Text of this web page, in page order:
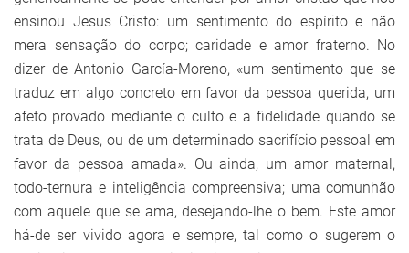
ensinou Jesus Cristo: um sentimento do espírito e não
mera sensação do corpo; caridade e amor fraterno. No
dizer de Antonio García-Moreno, «um sentimento que se
traduz em algo concreto em favor da pessoa querida, um
afeto provado mediante o culto e a fidelidade quando se
trata de Deus, ou de um determinado sacrifício pessoal em
favor da pessoa amada». Ou ainda, um amor maternal,
todo-ternura e inteligência compreensiva; uma comunhão
com aquele que se ama, desejando-lhe o bem. Este amor
há-de ser vivido agora e sempre, tal como o sugerem o